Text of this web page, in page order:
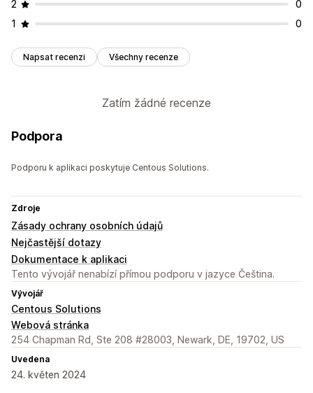
2
0
1
0
Napsat recenzi Všechny recenze
Zatím žádné recenze
Podpora
Podporu k aplikaci poskytuje Centous Solutions.
Zdroje
Zásady ochrany osobních údajů
Nejčastější dotazy
Dokumentace k aplikaci
Tento vývojář nenabízí přímou podporu v jazyce Čeština.
Vývojář
Centous Solutions
Webová stránka
254 Chapman Rd, Ste 208 #28003, Newark, DE, 19702, US
Uvedena
24. květen 2024